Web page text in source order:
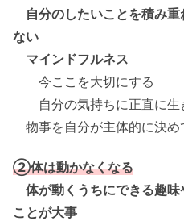
自分のしたいことを積み
ない
マインドフルネス
今ここを大切にする
自分の気持ちに正直に生
物事を自分が主体的に決め
②体は動かなくなる
体が動くうちにできる趣
ことが大事